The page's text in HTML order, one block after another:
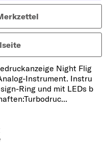
Night Flig
Instrument. Instru
Ring und mit LEDs b